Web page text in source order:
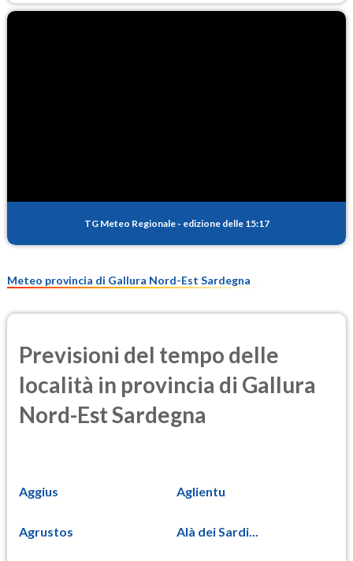
TG Meteo Regionale - edizione delle 15:17
Meteo provincia di Gallura Nord-Est Sardegna
Previsioni del tempo delle
località in provincia di Gallura
Nord-Est Sardegna
Aggius Aglientu
Agrustos Alà dei Sardi...